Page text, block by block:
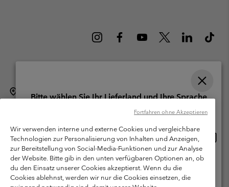
Columbia Sportswear Company. Avenue des Morgines, 12 1213
Petit-Lancy Switzerland. Alle Rechte vorbehalten.
Nutzungsbedingungen
Allgemeine Verkaufsbedingungen
Garantie
Datenschutzerklärung
Bestimmungen und Bedingungen des Mitglieder Programms
Nutzungsbedingungen Für Nutzergenerierte Inhalte
Impressum
Wir verwenden interne und externe Cookies und vergleichbare
Technologien zur Personalisierung von Inhalten und Anzeigen,
zur Bereitstellung von Social-Media-Funktionen und zur Analyse
der Website. Bitte gib in den unten verfügbaren Optionen an, ob
du den Einsatz unserer Cookies akzeptierst. Wenn du die
Cookies ablehnst, werden wir nur die Cookies einsetzen, die
Fortfahren ohne Akzeptieren
Bitte wählen Sie Ihr Lieferland und Ihre Sprache
Online-Einkauf verfügbar
United States
Switzerland-English